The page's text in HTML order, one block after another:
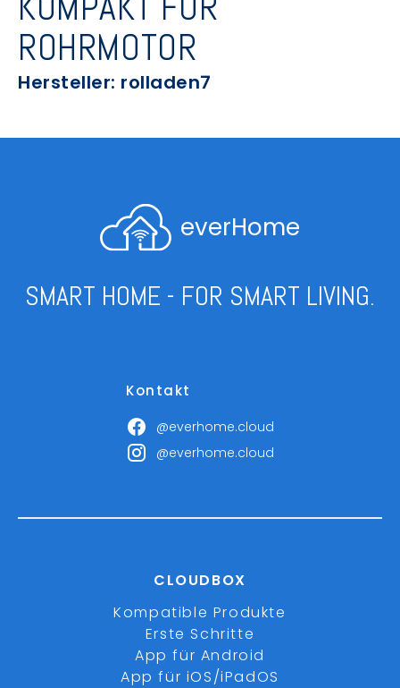
ROHRMOTOR
Hersteller: rolladen7
everHome
SMART HOME - FOR SMART LIVING.
Kontakt
@everhome.cloud
@everhome.cloud
CLOUDBOX
Kompatible Produkte
Erste Schritte
App für Android
App für iOS/iPadOS